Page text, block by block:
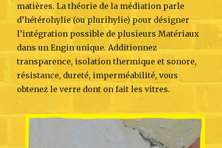
matières. La théorie de la médiation parle
d’hétérohylie (ou plurihylie) pour désigner
l’intégration possible de plusieurs Matériaux
dans un Engin unique. Additionnez
transparence, isolation thermique et sonore,
résistance, dureté, imperméabilité, vous
obtenez le verre dont on fait les vitres.